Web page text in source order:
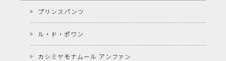
プリンスパンツ
ル・ド・ポワン
カシミヤモナムール アンファン